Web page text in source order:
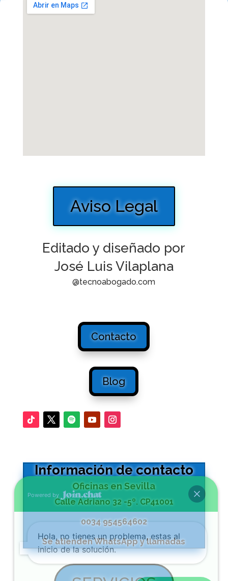
Aviso Legal
Editado y diseñado por
José Luis Vilaplana
@tecnoabogado.com
Contacto
Blog
Información de contacto
Oficinas en Sevilla
Calle Adriano 32 -5º. CP41001
0034 954564602
Se atienden WhatsApp y llamadas
Powered by
Hola, no tienes un problema, estas al
inicio de la solución.